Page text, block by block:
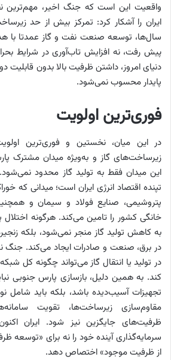
واقعیت این است که جنگ اخیر، مهم‌ترین
ایران را آشکار کرد: تمرکز بیش از حد
سال‌ها، توسعه صنعت نفت و گاز عمدتا با
پیش رفت، نه افزایش تاب‌آوری در شرایط
دنیای امروز، داشتن ظرفیت بالا بدون قابلیت
پایدار محسوب نمی‌شود.
فوری‌ترین اولویت
در این میان، نخستین و فوری‌ترین
زیرساخت‌های گاز و به‌ویژه میدان مشترک
این میدان فقط به تولید گاز محدود
تپنده اقتصاد انرژی ایران است؛ میدانی که
پتروشیمی، صنایع فولاد و سیمان و
خانگی کشور را تامین می‌کند. هرگونه اختلال
به کاهش تولید گاز منجر نمی‌شود، بلکه
در برق، صنعت و صادرات ایجاد می‌کند. جنگ
در تولید یا انتقال گاز می‌تواند چگونه کل
کند. به همین دلیل، بازسازی پارس جنوبی
تجهیزات آسیب‌دیده باشد، بلکه باید شامل
مقاوم‌سازی زیرساخت‌ها، تقویت
ظرفیت‌های جایگزین نیز شود. ایران
سرمایه‌گذاری آینده خود را نه برای «توسعه
از ظرفیت موجود» اختصاص دهد.